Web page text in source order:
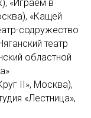
«Играем в
«Кащей
содружество
театр
областной
II», Москва),
«Лестница»,